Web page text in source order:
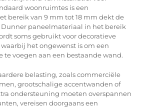
woonruimtes is een
bereik van 9 mm tot 18 mm dekt de
Dunner paneelmateriaal in het bereik
soms gebruikt voor decoratieve
het ongewenst is om een
voegen aan een bestaande wand.
belasting, zoals commerciële
grootschalige accentwanden of
ondersteuning moeten overspannen
vereisen doorgaans een